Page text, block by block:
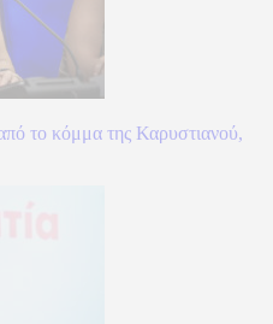
το κόμμα της Καρυστιανού,